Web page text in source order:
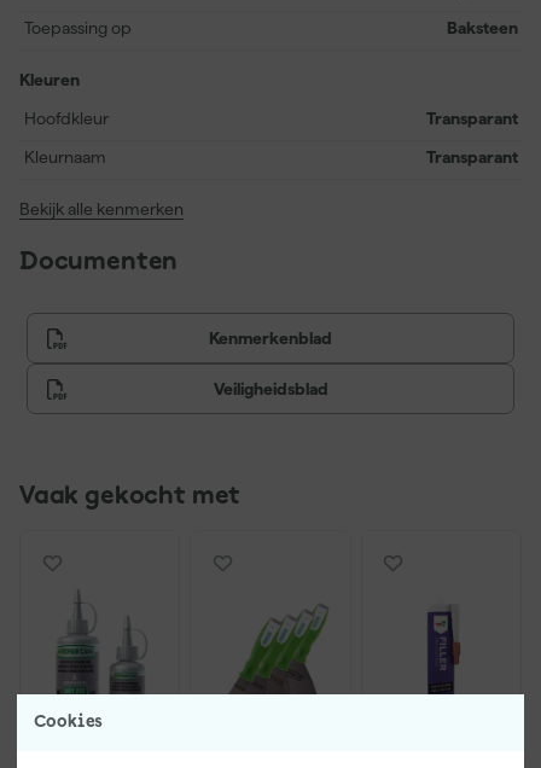
Cookies
aangename verwerking. De gel heeft een witte tot geelwitte kleur
product koel en droog voor een houdbaarheid van twaalf
maanden. Zowel binnen als buiten toepasbaar en erkend met
opstijgend vocht.
Toepassing op Baksteen
Kleuren
Hoofdkleur
Transparant
Kleurnaam Transparant
Bekijk alle kenmerken
Documenten
Kenmerkenblad
Veiligheidsblad
Vaak gekocht met